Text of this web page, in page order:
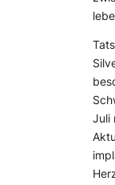
Juli